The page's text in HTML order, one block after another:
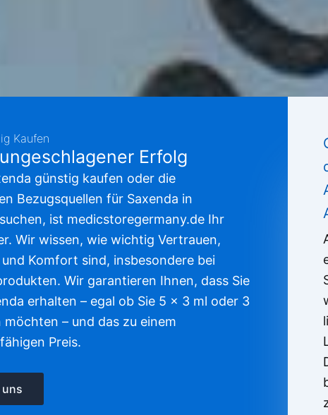
Kaufen
Erfolg
günstig kaufen oder die
Bezugsquellen für Saxenda in
ist medicstoregermany.de Ihr
Wir wissen, wie wichtig Vertrauen,
Komfort sind, insbesondere bei
Wir garantieren Ihnen, dass Sie
erhalten – egal ob Sie 5 x 3 ml oder 3
möchten – und das zu einem
Preis.